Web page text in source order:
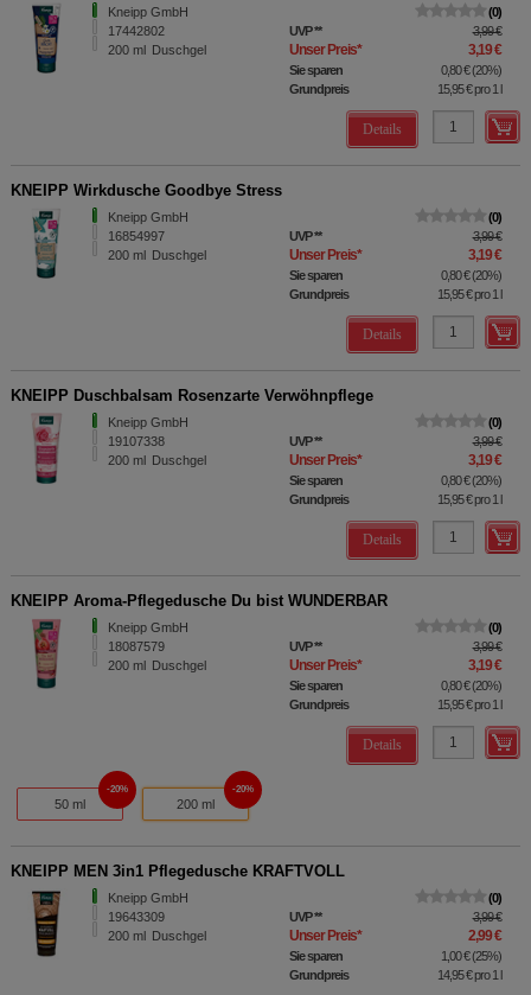
Kneipp GmbH
17442802
200 ml Duschgel
0
UVP** 3,99 €
Unser Preis* 3,19 €
Sie sparen 0,80 €(20%)
Grundpreis
15,95 €pro 1 l
Details
KNEIPP Wirkdusche Goodbye Stress
Kneipp GmbH
16854997
200 ml Duschgel
0
UVP** 3,99 €
Unser Preis* 3,19 €
Sie sparen 0,80 €(20%)
Grundpreis
15,95 €pro 1 l
Details
KNEIPP Duschbalsam Rosenzarte Verwöhnpflege
Kneipp GmbH
19107338
200 ml Duschgel
0
UVP** 3,99 €
Unser Preis* 3,19 €
Sie sparen 0,80 €(20%)
Grundpreis
15,95 €pro 1 l
Details
KNEIPP Aroma-Pflegedusche Du bist WUNDERBAR
Kneipp GmbH
18087579
200 ml Duschgel
0
UVP** 3,99 €
Unser Preis* 3,19 €
Sie sparen 0,80 €(20%)
Grundpreis
15,95 €pro 1 l
Details
50 ml
20%
200 ml
20%
KNEIPP MEN 3in1 Pflegedusche KRAFTVOLL
Kneipp GmbH
19643309
200 ml Duschgel
0
UVP** 3,99 €
Unser Preis* 2,99 €
Sie sparen 1,00 €(25%)
Grundpreis
14,95 €pro 1 l